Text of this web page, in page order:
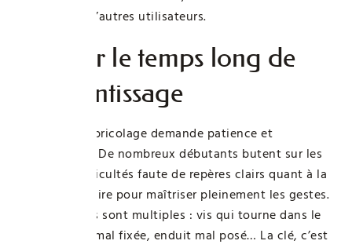
l’expérience d’autres utilisateurs.
Intégrer le temps long de
l’apprentissage
Apprendre le bricolage demande patience et
persévérance. De nombreux débutants butent sur les
premières difficultés faute de repères clairs quant à la
durée nécessaire pour maîtriser pleinement les gestes.
Les problèmes sont multiples : vis qui tourne dans le
vide, étagère mal fixée, enduit mal posé… La clé, c’est